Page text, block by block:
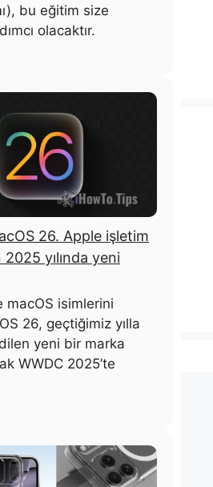
bu eğitim size
olacaktır.
26. Apple işletim
yılında yeni
macOS isimlerini
26, geçtiğimiz yılla
yeni bir marka
WWDC 2025’te